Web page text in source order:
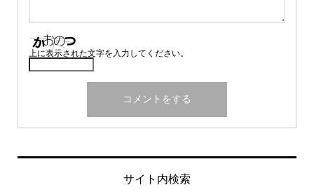
上に表示された文字を入力してください。
サイト内検索